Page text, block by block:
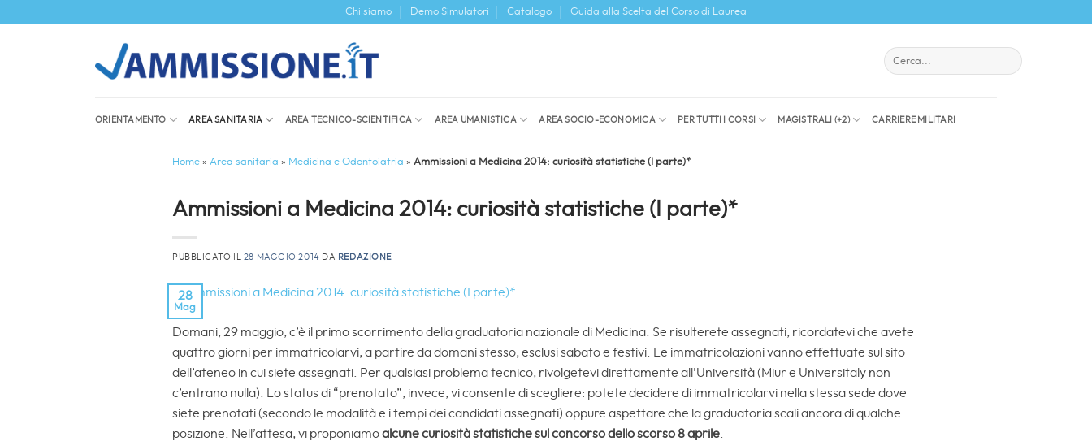
Chi siamo Demo Simulatori Catalogo Guida alla Scelta del Corso di Laurea
ORIENTAMENTO AREA SANITARIA AREA TECNICO-SCIENTIFICA AREA UMANISTICA AREA SOCIO-ECONOMICA PER TUTTI I CORSI MAGISTRALI (+2) CARRIERE MILITARI
Home » Area sanitaria » Medicina e Odontoiatria » Ammissioni a Medicina 2014: curiosità statistiche (I parte)*
Ammissioni a Medicina 2014: curiosità statistiche (I parte)*
PUBBLICATO IL 28 MAGGIO 2014 DA REDAZIONE
28
Mag
Domani, 29 maggio, c’è il primo scorrimento della graduatoria nazionale di Medicina. Se risulterete assegnati, ricordatevi che avete
quattro giorni per immatricolarvi, a partire da domani stesso, esclusi sabato e festivi. Le immatricolazioni vanno effettuate sul sito
dell’ateneo in cui siete assegnati. Per qualsiasi problema tecnico, rivolgetevi direttamente all’Università (Miur e Universitaly non
c’entrano nulla). Lo status di “prenotato”, invece, vi consente di scegliere: potete decidere di immatricolarvi nella stessa sede dove
siete prenotati (secondo le modalità e i tempi dei candidati assegnati) oppure aspettare che la graduatoria scali ancora di qualche
posizione. Nell’attesa, vi proponiamoalcune curiosità statistiche sul concorso dello scorso 8 aprile